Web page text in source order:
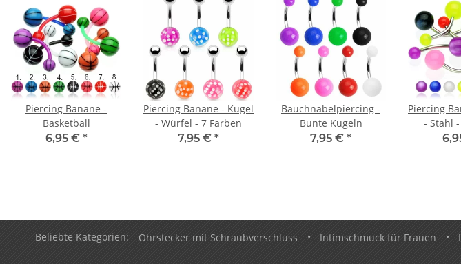
Piercing Banane -
Basketball
6,95 € *
Piercing Banane - Kugel
- Würfel - 7 Farben
7,95 € *
Bauchnabelpiercing -
Bunte Kugeln
7,95 € *
Piercing
- Stahl
Beliebte Kategorien: Ohrstecker mit Schraubverschluss • Intimschmuck für Frauen •